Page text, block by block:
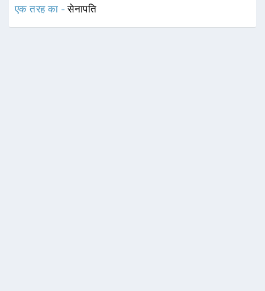
एक तरह का -सेनापति